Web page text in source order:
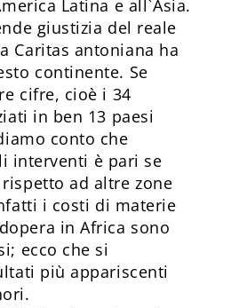
Latina e all`Asia.
giustizia del reale
Caritas antoniana ha
continente. Se
cifre, cioè i 34
in ben 13 paesi
conto che
interventi è pari se
ad altre zone
i costi di materie
in Africa sono
ecco che si
più appariscenti